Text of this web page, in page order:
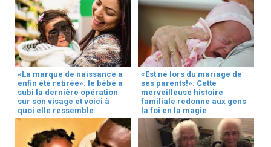
«La marque de naissance a
enfin été retirée»: le bébé a
subi la dernière opération
sur son visage et voici à
quoi elle ressemble
«Est né lors du mariage de
ses parents!»: Cette
merveilleuse histoire
familiale redonne aux gens
la foi en la magie